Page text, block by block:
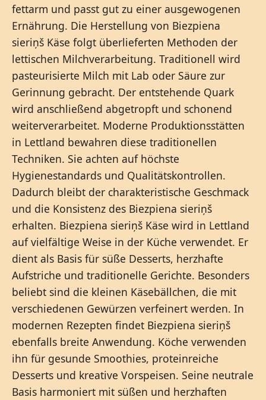
fettarm und passt gut zu einer ausgewogenen
Ernährung. Die Herstellung von Biezpiena
sieriņš Käse folgt überlieferten Methoden der
lettischen Milchverarbeitung. Traditionell wird
pasteurisierte Milch mit Lab oder Säure zur
Gerinnung gebracht. Der entstehende Quark
wird anschließend abgetropft und schonend
weiterverarbeitet. Moderne Produktionsstätten
in Lettland bewahren diese traditionellen
Techniken. Sie achten auf höchste
Hygienestandards und Qualitätskontrollen.
Dadurch bleibt der charakteristische Geschmack
und die Konsistenz des Biezpiena sieriņš
erhalten. Biezpiena sieriņš Käse wird in Lettland
auf vielfältige Weise in der Küche verwendet. Er
dient als Basis für süße Desserts, herzhafte
Aufstriche und traditionelle Gerichte. Besonders
beliebt sind die kleinen Käsebällchen, die mit
verschiedenen Gewürzen verfeinert werden. In
modernen Rezepten findet Biezpiena sieriņš
ebenfalls breite Anwendung. Köche verwenden
ihn für gesunde Smoothies, proteinreiche
Desserts und kreative Vorspeisen. Seine neutrale
Basis harmoniert mit süßen und herzhaften